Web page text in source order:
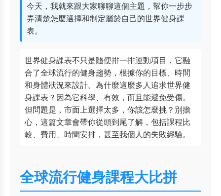
今天，我就來跟大家聊聊這個主題，幫你一步步
弄清楚怎麼選擇和制定屬於自己的世界健身課
表。
世界健身課表不只是隨便排一排運動項目，它融
合了全球流行的健身趨勢，根據你的目標、時間
和身體狀況來設計。為什麼這麼多人追求世界健
身課表？因為它科學、有效，而且能避免受傷。
但問題是，市面上選擇太多，你該怎麼挑？別擔
心，這篇文章會帶你從頭到尾了解，包括課程比
較、費用、時間安排，甚至我個人的失敗經驗。
全球流行健身課程大比拼